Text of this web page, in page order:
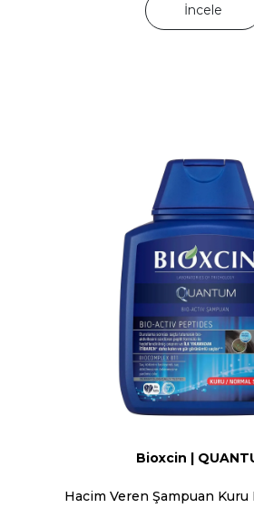
İncele
Bioxcin |
Hacim Veren Şampuan Kuru